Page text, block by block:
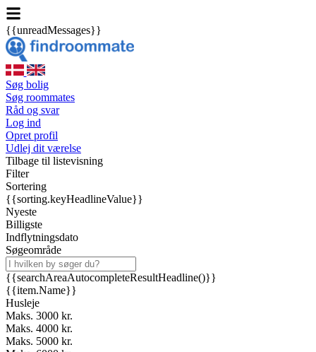
{{unreadMessages}}
Søg bolig
Søg roommates
Råd og svar
Log ind
Opret profil
Udlej dit værelse
Tilbage til listevisning
Filter
Sortering
{{sorting.keyHeadlineValue}}
Nyeste
Billigste
Indflytningsdato
Søgeområde
{{searchAreaAutocompleteResultHeadline()}}
{{item.Name}}
Husleje
Maks. 3000 kr.
Maks. 4000 kr.
Maks. 5000 kr.